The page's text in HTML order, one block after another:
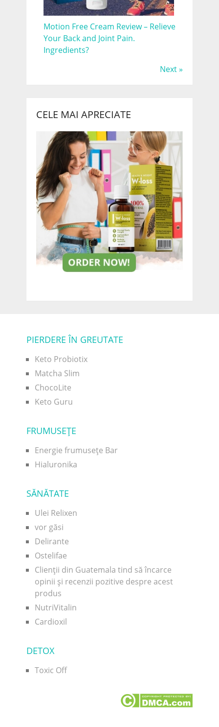
Motion Free Cream Review – Relieve
Your Back and Joint Pain.
Ingredients?
Next »
CELE MAI APRECIATE
PIERDERE ÎN GREUTATE
Keto Probiotix
Matcha Slim
ChocoLite
Keto Guru
FRUMUSEŢE
Energie frumusețe Bar
Hialuronika
SĂNĂTATE
Ulei Relixen
vor găsi
Delirante
Ostelifae
Clienții din Guatemala tind să încarce
opinii și recenzii pozitive despre acest
produs
NutriVitalin
Cardioxil
DETOX
Toxic Off